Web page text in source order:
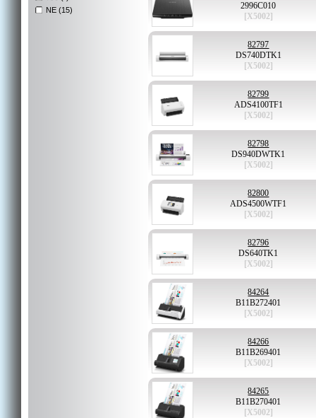
NE (15)
2996C010
[X5002]
82797
DS740DTK1
[X5002]
82799
ADS4100TF1
[X5002]
82798
DS940DWTK1
[X5002]
82800
ADS4500WTF1
[X5002]
82796
DS640TK1
[X5002]
84264
B11B272401
[X5002]
84266
B11B269401
[X5002]
84265
B11B270401
[X5002]